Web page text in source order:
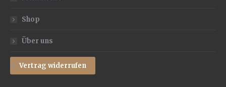
Shop
Über uns
Vertrag widerrufen